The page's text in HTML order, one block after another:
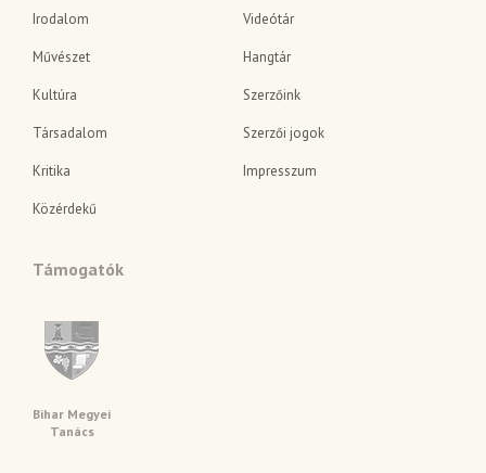
Irodalom
Művészet
Kultúra
Társadalom
Kritika
Közérdekű
Videótár
Hangtár
Szerzőink
Szerzői jogok
Impresszum
Támogatók
Bihar Megyei
Tanács